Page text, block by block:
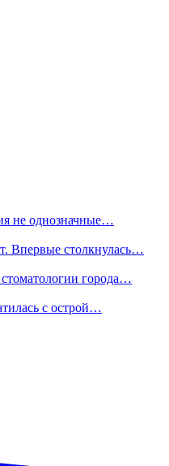
не однозначные…
Впервые столкнулась…
города…
с острой…